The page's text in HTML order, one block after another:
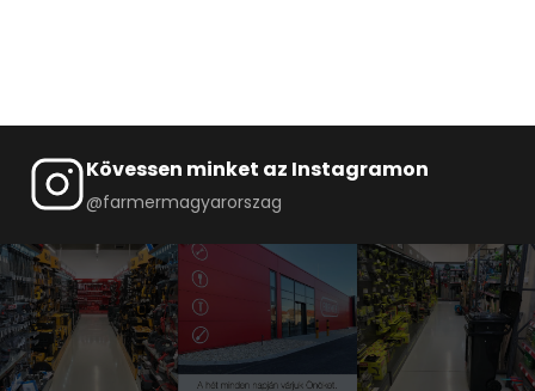
Kövessen minket az Instagramon
@farmermagyarorszag